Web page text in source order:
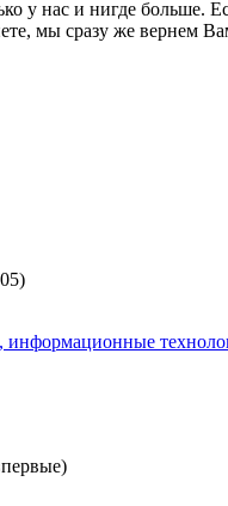
у нас и нигде больше.
мы сразу же вернем
информационные